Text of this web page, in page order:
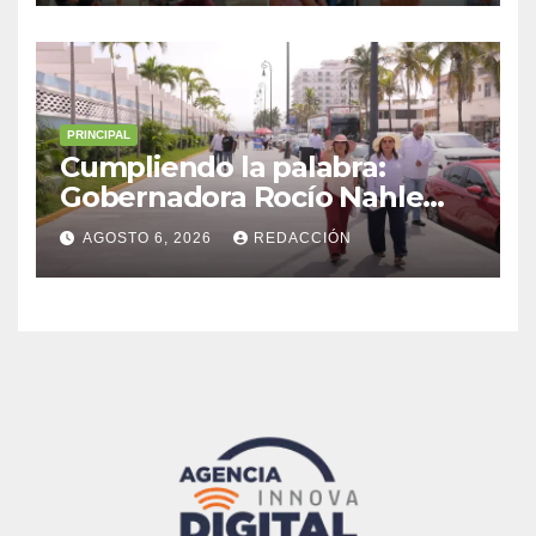
Malacatepec
PRINCIPAL
Cumpliendo la palabra:
Gobernadora Rocío Nahle
impulsa la gran rehabilitación
del Centro Histórico de
Veracruz
AGOSTO 6, 2026 REDACCIÓN